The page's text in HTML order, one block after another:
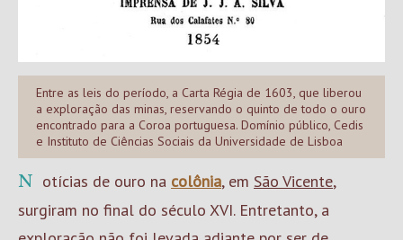
Entre as leis do período, a Carta Régia de 1603, que liberou
a exploração das minas, reservando o quinto de todo o ouro
encontrado para a Coroa portuguesa. Domínio público, Cedis
e Instituto de Ciências Sociais da Universidade de Lisboa
Notícias de ouro na colônia, em São Vicente,
surgiram no final do século XVI. Entretanto, a